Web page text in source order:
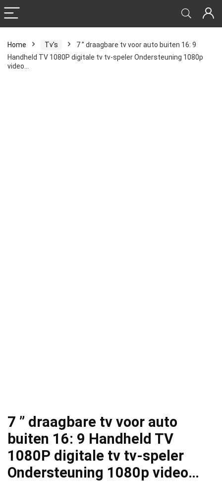
Home Tv's
7 ” draagbare tv voor auto buiten 16: 9
Handheld TV 1080P digitale tv tv-speler Ondersteuning 1080p
video…
7 ” draagbare tv voor auto
buiten 16: 9 Handheld TV
1080P digitale tv tv-speler
Ondersteuning 1080p video…